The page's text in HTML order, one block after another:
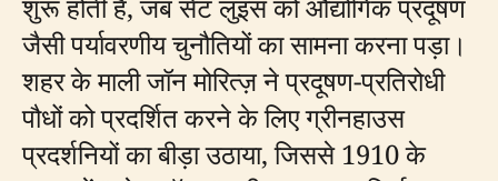
जैसी पर्यावरणीय चुनौतियों का सामना करना पड़ा।
शहर के माली जॉन मोरित्ज़ ने प्रदूषण-प्रतिरोधी
पौधों को प्रदर्शित करने के लिए ग्रीनहाउस
प्रदर्शनियों का बीड़ा उठाया, जिससे 1910 के